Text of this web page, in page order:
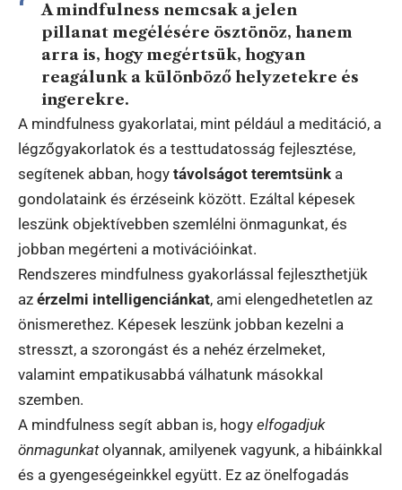
A mindfulness nemcsak a jelen
pillanat megélésére ösztönöz, hanem
arra is, hogy megértsük, hogyan
reagálunk a különböző helyzetekre és
ingerekre.
A mindfulness gyakorlatai, mint például a meditáció, a
légzőgyakorlatok és a testtudatosság fejlesztése,
segítenek abban, hogy távolságot teremtsünk a
gondolataink és érzéseink között. Ezáltal képesek
leszünk objektívebben szemlélni önmagunkat, és
jobban megérteni a motivációinkat.
Rendszeres mindfulness gyakorlással fejleszthetjük
az érzelmi intelligenciánkat, ami elengedhetetlen az
önismerethez. Képesek leszünk jobban kezelni a
stresszt, a szorongást és a nehéz érzelmeket,
valamint empatikusabbá válhatunk másokkal
szemben.
A mindfulness segít abban is, hogy elfogadjuk
önmagunkatolyannak, amilyenek vagyunk, a hibáinkkal
és a gyengeségeinkkel együtt. Ez az önelfogadás